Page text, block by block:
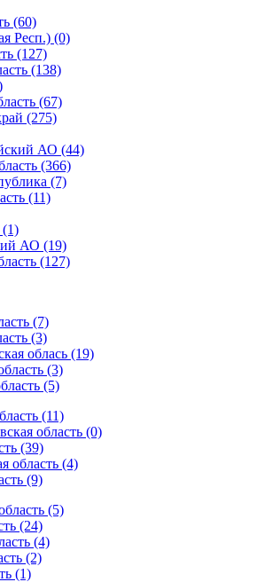
(60)
Респ.) (0)
(127)
(138)
(67)
(275)
АО (44)
(366)
(7)
(11)
АО (19)
(127)
(7)
(3)
облась (19)
(3)
(5)
(11)
область (0)
(39)
область (4)
(9)
(5)
(24)
(4)
(2)
(1)